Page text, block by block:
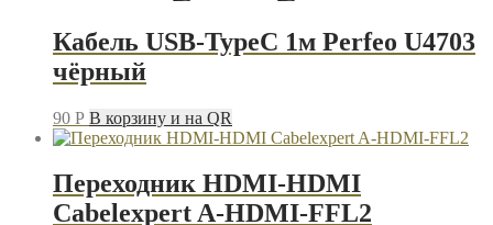
Кабель USB-TypeC 1м Perfeo U4703
чёрный
90 P В корзину и на QR
Переходник HDMI-HDMI
Cabelexpert A-HDMI-FFL2